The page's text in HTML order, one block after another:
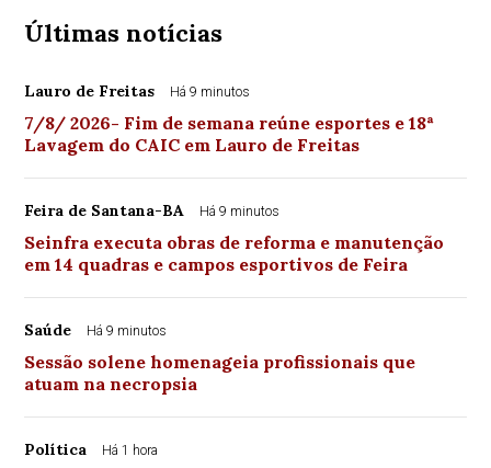
Últimas notícias
Lauro de Freitas Há 9 minutos
7/8/ 2026- Fim de semana reúne esportes e 18ª
Lavagem do CAIC em Lauro de Freitas
Feira de Santana-BA Há 9 minutos
Seinfra executa obras de reforma e manutenção
em 14 quadras e campos esportivos de Feira
Saúde Há 9 minutos
Sessão solene homenageia profissionais que
atuam na necropsia
Política Há 1 hora